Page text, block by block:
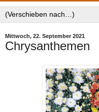
Mittwoch, 22. September 2021
Chrysanthemen